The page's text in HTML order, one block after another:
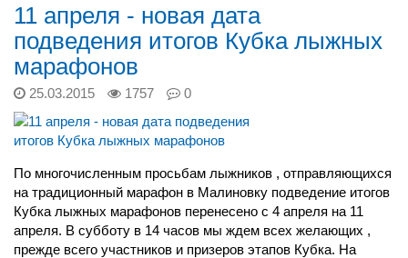
11 апреля - новая дата
подведения итогов Кубка лыжных
марафонов
25.03.2015 1757 0
По многочисленным просьбам лыжников , отправляющихся
на традиционный марафон в Малиновку подведение итогов
Кубка лыжных марафонов перенесено с 4 апреля на 11
апреля. В субботу в 14 часов мы ждем всех желающих ,
прежде всего участников и призеров этапов Кубка. На